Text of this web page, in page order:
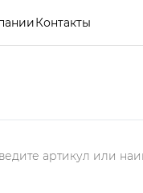
Контакты